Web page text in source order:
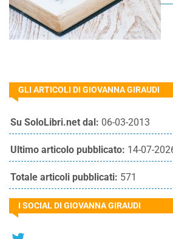
GLI ARTICOLI DI GIOVANNA GIRAUDI
Su SoloLibri.net dal: 06-03-2013
Ultimo articolo pubblicato: 14-07-
Totale articoli pubblicati: 571
I SOCIAL DI GIOVANNA GIRAUDI